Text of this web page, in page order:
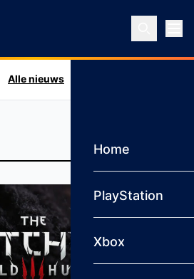
Home
PlayStation
Xbox
Alle nieuws